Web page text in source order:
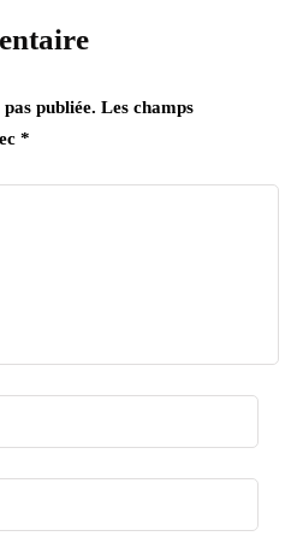
publiée. Les champs
*